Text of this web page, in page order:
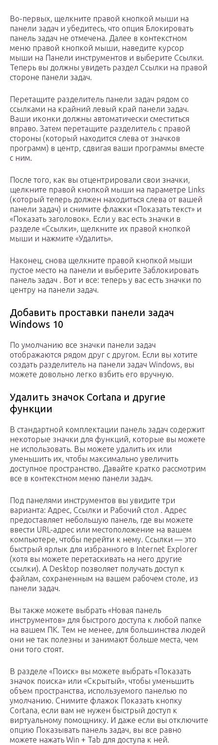
Во-первых, щелкните правой кнопкой мыши на
панели задач и убедитесь, что опция Блокировать
панель задач не отмечена. Далее в контекстном
меню правой кнопкой мыши, наведите курсор
мыши на Панели инструментов и выберите Ссылки.
Теперь вы должны увидеть раздел Ссылки на правой
стороне панели задач.
Перетащите разделитель панели задач рядом со
ссылками на крайний левый край панели задач.
Ваши иконки должны автоматически сместиться
вправо. Затем перетащите разделитель с правой
стороны (который находится слева от значков
программ) в центр, сдвигая ваши программы вместе
с ним.
После того, как вы отцентрировали свои значки,
щелкните правой кнопкой мыши на параметре Links
(который теперь должен находиться слева от вашей
панели задач) и снимите флажки «Показать текст» и
«Показать заголовок». Если у вас есть значки в
разделе «Ссылки», щелкните их правой кнопкой
мыши и нажмите «Удалить».
Наконец, снова щелкните правой кнопкой мыши
пустое место на панели и выберите Заблокировать
панель задач . Вот и все: теперь у вас есть значки по
центру на панели задач.
Добавить проставки панели задач
Windows 10
По умолчанию все значки панели задач
отображаются рядом друг с другом. Если вы хотите
создать разделитель на панели задач Windows, вы
можете довольно легко взбить его вручную.
Удалить значок Cortana и другие
функции
В стандартной комплектации панель задач содержит
некоторые значки для функций, которые вы можете
не использовать. Вы можете удалить их или
уменьшить их, чтобы максимально увеличить
доступное пространство. Давайте кратко рассмотрим
все в контекстном меню панели задач.
Под панелями инструментов вы увидите три
варианта: Адрес, Ссылки и Рабочий стол . Адрес
предоставляет небольшую панель, где вы можете
ввести URL-адрес или местоположение на вашем
компьютере, чтобы перейти к нему. Ссылки — это
быстрый ярлык для избранного в Internet Explorer
(хотя вы можете перетаскивать на него другие
ссылки). А Desktop позволяет получать доступ к
файлам, сохраненным на вашем рабочем столе, из
панели задач.
Вы также можете выбрать «Новая панель
инструментов» для быстрого доступа к любой папке
на вашем ПК. Тем не менее, для большинства людей
они не так полезны и занимают больше места, чем
они того стоят.
В разделе «Поиск» вы можете выбрать «Показать
значок поиска» или «Скрытый», чтобы уменьшить
объем пространства, используемого панелью по
умолчанию. Снимите флажок Показать кнопку
Cortana, если вам не нужен быстрый доступ к
виртуальному помощнику. И даже если вы отключите
опцию Показывать панель задач, вы все равно
можете нажать Win + Tab для доступа к ней.